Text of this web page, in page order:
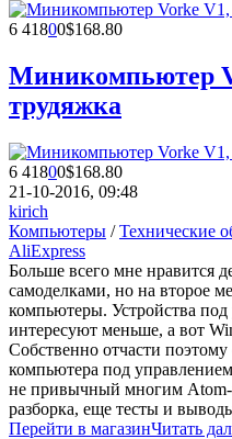
6 41800$168.80
Миникомпьютер
трудяжка
6 41800$168.80
21-10-2016, 09:48
kirich
Компьютеры /Технические
AliExpress
Больше всего мне нравится
самоделками, но на второе
компьютеры. Устройства
интересуют меньше, а вот
Собственно отчасти
компьютера под
не привычный многим
разборка, еще тесты и
Перейти в магазинЧитать